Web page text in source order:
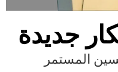
جديدة
المستمر